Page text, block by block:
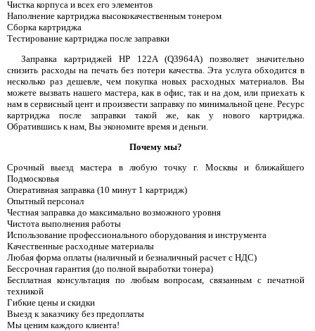
Чистка корпуса и всех его элементов
Наполнение картриджа высококачественным тонером
Сборка картриджа
Тестирование картриджа после заправки
Заправка картриджей HP 122A (Q3964A) позволяет значительно
снизить расходы на печать без потери качества. Эта услуга обходится в
несколько раз дешевле, чем покупка новых расходных материалов. Вы
можете вызвать нашего мастера, как в офис, так и на дом, или приехать к
нам в сервисный цент и произвести заправку по минимальной цене. Ресурс
картриджа после заправки такой же, как у нового картриджа.
Обратившись к нам, Вы экономите время и деньги.
Почему мы?
Срочный выезд мастера в любую точку г. Москвы и ближайшего
Подмосковья
Оперативная заправка (10 минут 1 картридж)
Опытный персонал
Честная заправка до максимально возможного уровня
Чистота выполнения работы
Использование профессионального оборудования и инструмента
Качественные расходные материалы
Любая форма оплаты (наличный и безналичный расчет с НДС)
Бессрочная гарантия (до полной выработки тонера)
Бесплатная консультация по любым вопросам, связанным с печатной
техникой
Гибкие цены и скидки
Выезд к заказчику без предоплаты
Мы ценим каждого клиента!